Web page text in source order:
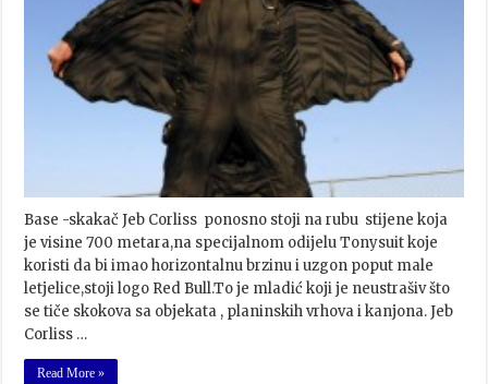
Base -skakač Jeb Corliss ponosno stoji na rubu stijene koja
je visine 700 metara,na specijalnom odijelu Tonysuit koje
koristi da bi imao horizontalnu brzinu i uzgon poput male
letjelice,stoji logo Red Bull.To je mladić koji je neustrašiv što
se tiče skokova sa objekata , planinskih vrhova i kanjona. Jeb
Corliss …
Read More »